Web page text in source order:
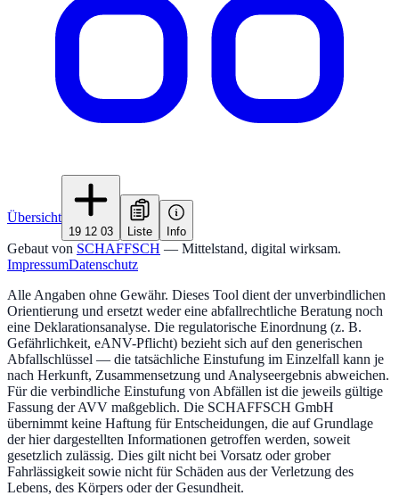
Übersicht
19 12 03 Liste Info
Gebaut von SCHAFFSCH — Mittelstand, digital wirksam.
ImpressumDatenschutz
Alle Angaben ohne Gewähr. Dieses Tool dient der unverbindlichen
Orientierung und ersetzt weder eine abfallrechtliche Beratung noch
eine Deklarationsanalyse. Die regulatorische Einordnung (z. B.
Gefährlichkeit, eANV-Pflicht) bezieht sich auf den generischen
Abfallschlüssel — die tatsächliche Einstufung im Einzelfall kann je
nach Herkunft, Zusammensetzung und Analyseergebnis abweichen.
Für die verbindliche Einstufung von Abfällen ist die jeweils gültige
Fassung der AVV maßgeblich. Die SCHAFFSCH GmbH
übernimmt keine Haftung für Entscheidungen, die auf Grundlage
der hier dargestellten Informationen getroffen werden, soweit
gesetzlich zulässig. Dies gilt nicht bei Vorsatz oder grober
Fahrlässigkeit sowie nicht für Schäden aus der Verletzung des
Lebens, des Körpers oder der Gesundheit.